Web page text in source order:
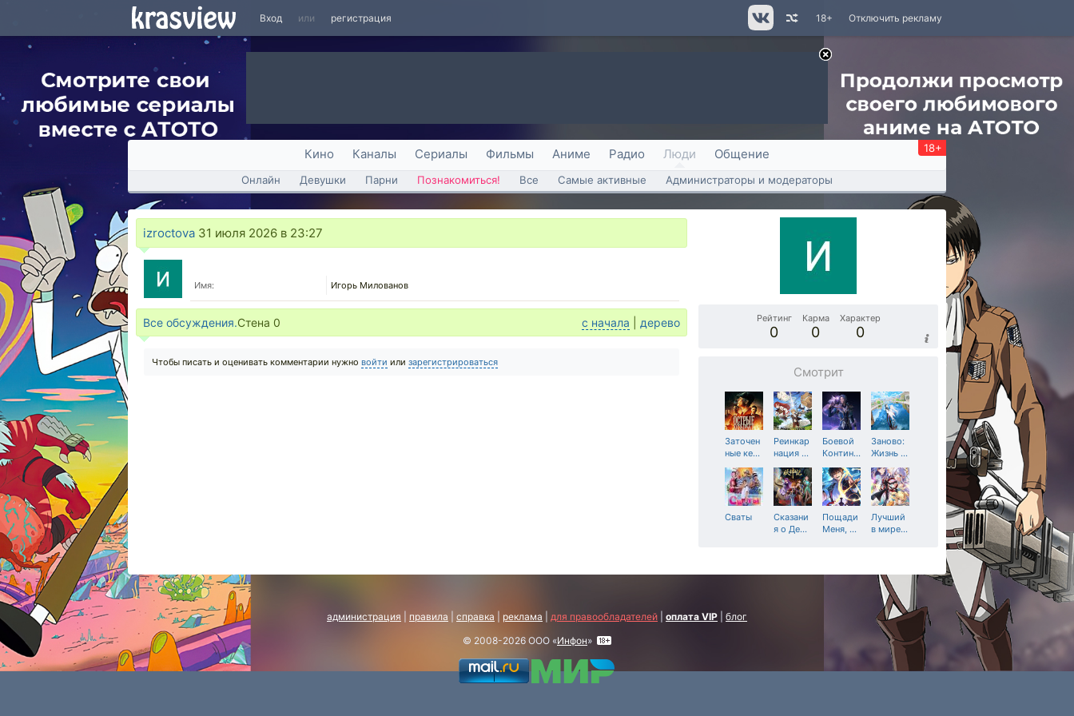
Вход или регистрация Отключить рекламу
18+
Кино Каналы Сериалы Фильмы Аниме Радио Люди Общение 18+
Онлайн Девушки Парни Познакомиться! Все Самые активные Администраторы и модераторы
izroctova 31 июля 2026 в 23:27
Имя: Игорь Милованов
Все обсуждения.Стена 0 с начала дерево
Чтобы писать и оценивать комментарии нужно войти или зарегистрироваться
Рейтинг
0
Карма
0
Характер
0
Смотрит
Заточен
ные ке…
Реинкар
нация …
Боевой
Контин…
Заново:
Жизнь …
Сваты
Сказани
я о Де…
Пощади
Меня, …
Лучший
в мире…
администрация правила справка реклама для правообладателей оплата VIP
блог
© 2008-2026 ООО «Инфон»